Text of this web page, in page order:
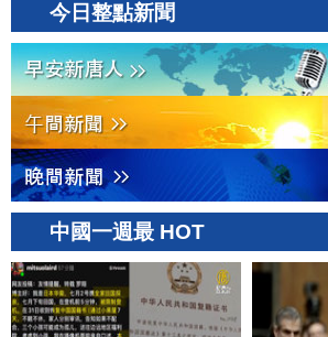
今日整點新聞
中國一週最 HOT